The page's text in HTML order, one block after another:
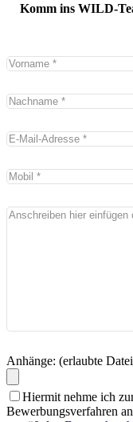
Komm ins WILD-
Anhänge: (erlaubte
Hiermit nehme ich
Bewerbungsverfahren